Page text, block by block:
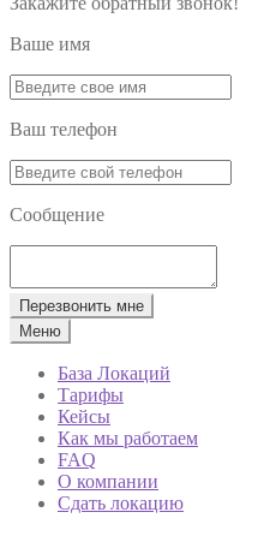
Ваше имя
Ваш телефон
Сообщение
Перезвонить мне
Меню
База Локаций
Тарифы
Кейсы
Как мы работаем
FAQ
О компании
Сдать локацию